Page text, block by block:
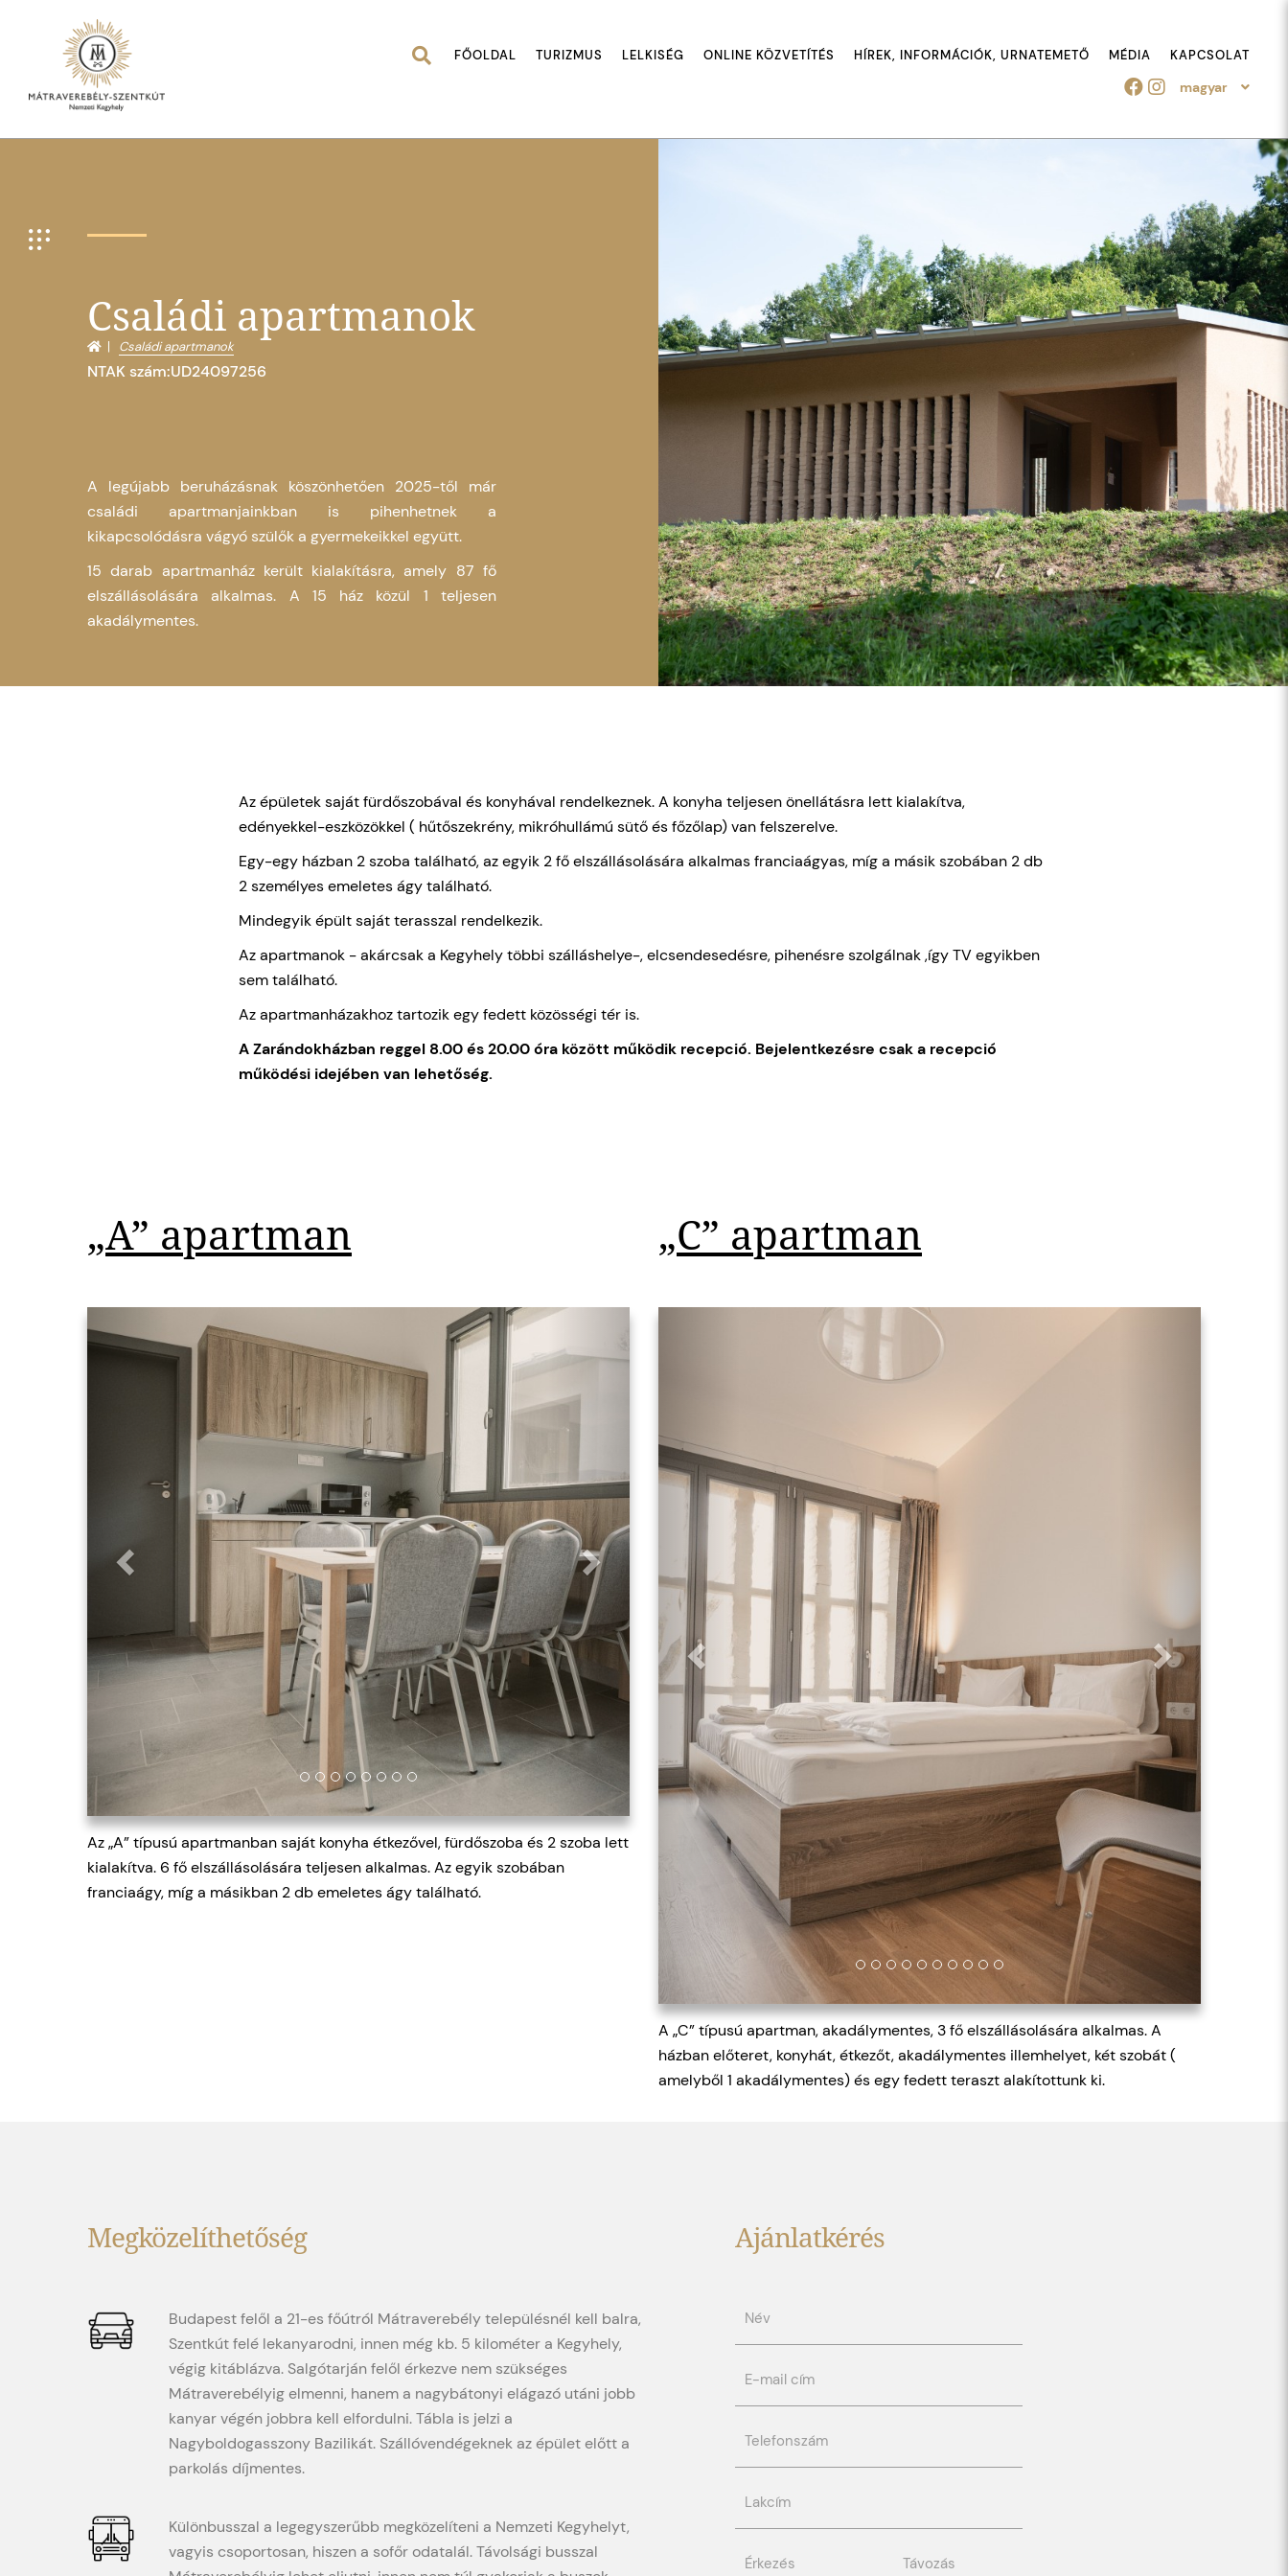
FŐOLDAL TURIZMUS LELKISÉG ONLINE KÖZVETÍTÉS HÍREK, INFORMÁCIÓK, URNATEMETŐ MÉDIA KAPCSOLAT
magyar
Családi apartmanok
Családi apartmanok
NTAK szám:UD24097256
A legújabb beruházásnak köszönhetően 2025-től már
családi apartmanjainkban is pihenhetnek a
kikapcsolódásra vágyó szülők a gyermekeikkel együtt.
15 darab apartmanház került kialakításra, amely 87 fő
elszállásolására alkalmas. A 15 ház közül 1 teljesen
akadálymentes.
Az épületek saját fürdőszobával és konyhával rendelkeznek. A konyha teljesen önellátásra lett kialakítva,
edényekkel-eszközökkel ( hűtőszekrény, mikróhullámú sütő és főzőlap) van felszerelve.
Egy-egy házban 2 szoba található, az egyik 2 fő elszállásolására alkalmas franciaágyas, míg a másik szobában 2 db
2 személyes emeletes ágy található.
Mindegyik épült saját terasszal rendelkezik.
Az apartmanok - akárcsak a Kegyhely többi szálláshelye-, elcsendesedésre, pihenésre szolgálnak ,így TV egyikben
sem található.
Az apartmanházakhoz tartozik egy fedett közösségi tér is.
A Zarándokházban reggel 8.00 és 20.00 óra között működik recepció. Bejelentkezésre csak a recepció
működési idejében van lehetőség.
„A” apartman
Az „A” típusú apartmanban saját konyha étkezővel, fürdőszoba és 2 szoba lett
kialakítva. 6 fő elszállásolására teljesen alkalmas. Az egyik szobában
franciaágy, míg a másikban 2 db emeletes ágy található.
„C” apartman
A „C” típusú apartman, akadálymentes, 3 fő elszállásolására alkalmas. A
házban előteret, konyhát, étkezőt, akadálymentes illemhelyet, két szobát (
amelyből 1 akadálymentes) és egy fedett teraszt alakítottunk ki.
kanyar végén jobbra kell elfordulni. Tábla is jelzi a
Nagyboldogasszony Bazilikát. Szállóvendégeknek az épület előtt a
Különbusszal a legegyszerűbb megközelíteni a Nemzeti Kegyhelyt,
vagyis csoportosan, hiszen a sofőr odatalál. Távolsági busszal
Mátraverebélyig lehet eljutni, innen nem túl gyakoriak a buszok
Szentkút felé. BUSZ MENETREND»
Normál biciklivel az aszfalton érdemes jönni, ld. AUTÓ. Terep-
megközelítése.
Ajánlatkérés
Ellátás típusa